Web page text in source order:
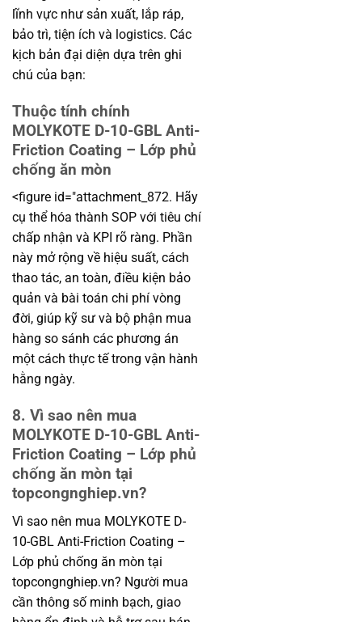
lĩnh vực như sản xuất, lắp ráp,
bảo trì, tiện ích và logistics. Các
kịch bản đại diện dựa trên ghi
chú của bạn:
Thuộc tính chính
MOLYKOTE D-10-GBL Anti-
Friction Coating – Lớp phủ
chống ăn mòn
<figure id="attachment_872. Hãy
cụ thể hóa thành SOP với tiêu chí
chấp nhận và KPI rõ ràng. Phần
này mở rộng về hiệu suất, cách
thao tác, an toàn, điều kiện bảo
quản và bài toán chi phí vòng
đời, giúp kỹ sư và bộ phận mua
hàng so sánh các phương án
một cách thực tế trong vận hành
hằng ngày.
8. Vì sao nên mua
MOLYKOTE D-10-GBL Anti-
Friction Coating – Lớp phủ
chống ăn mòn tại
topcongnghiep.vn?
Vì sao nên mua MOLYKOTE D-
10-GBL Anti-Friction Coating –
Lớp phủ chống ăn mòn tại
topcongnghiep.vn? Người mua
cần thông số minh bạch, giao